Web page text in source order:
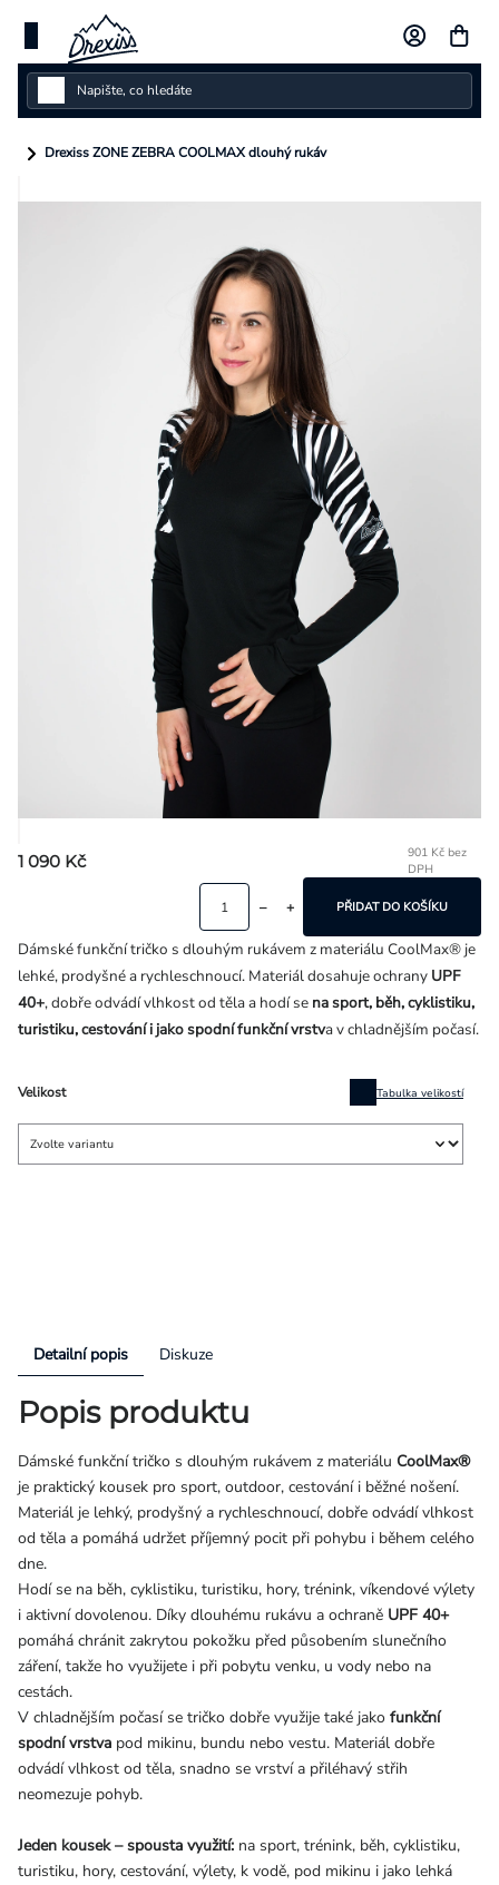
obsah
Dámské
Dětské
Drexiss ZONE ZEBRA COOLMAX dlouhý rukáv
1 090 Kč
901 Kč bez
DPH
Velikost Tabulka velikostí
PŘIDAT DO KOŠÍKU
Dámské funkční tričko s dlouhým rukávem z materiálu CoolMax® je
lehké, prodyšné a rychleschnoucí. Materiál dosahuje ochrany UPF
40+, dobře odvádí vlhkost od těla a hodí se na sport, běh, cyklistiku,
turistiku, cestování i jako spodní funkční vrstva v chladnějším počasí.
Detailní popis Diskuze
Popis produktu
Dámské funkční tričko s dlouhým rukávem z materiálu CoolMax®
je praktický kousek pro sport, outdoor, cestování i běžné nošení.
Materiál je lehký, prodyšný a rychleschnoucí, dobře odvádí vlhkost
od těla a pomáhá udržet příjemný pocit při pohybu i během celého
dne.
Hodí se na běh, cyklistiku, turistiku, hory, trénink, víkendové výlety
i aktivní dovolenou. Díky dlouhému rukávu a ochraně UPF 40+
pomáhá chránit zakrytou pokožku před působením slunečního
záření, takže ho využijete i při pobytu venku, u vody nebo na
cestách.
V chladnějším počasí se tričko dobře využije také jako funkční
spodní vrstva pod mikinu, bundu nebo vestu. Materiál dobře
odvádí vlhkost od těla, snadno se vrství a přiléhavý střih
neomezuje pohyb.
Jeden kousek – spousta využití: na sport, trénink, běh, cyklistiku,
turistiku, hory, cestování, výlety, k vodě, pod mikinu i jako lehká